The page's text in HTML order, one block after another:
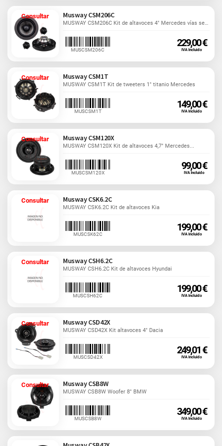
Consultar Musway CSM206C
MUSWAY CSM206C Kit de altavoces 4" Mercedes vías separadas
MUSCSM206C
229,00 €
IVA Incluido
Consultar Musway CSM1T
MUSWAY CSM1T Kit de tweeters 1" titanio Mercedes
MUSCSM1T
149,00 €
IVA Incluido
Consultar Musway CSM120X
MUSWAY CSM120X Kit de altavoces 4,7" Mercedes...
MUSCSM120X
99,00 €
IVA Incluido
Consultar Musway CSK6.2C
MUSWAY CSK6.2C Kit de altavoces Kia
MUSCSK62C
199,00 €
IVA Incluido
Consultar Musway CSH6.2C
MUSWAY CSH6.2C Kit de altavoces Hyundai
MUSCSH62C
199,00 €
IVA Incluido
Consultar Musway CSD42X
MUSWAY CSD42X Kit altavoces 4" Dacia
MUSCSD42X
249,01 €
IVA Incluido
Consultar Musway CSB8W
MUSWAY CSB8W Woofer 8" BMW
MUSCSB8W
349,00 €
IVA Incluido